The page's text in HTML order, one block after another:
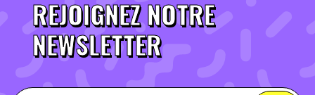
REJOIGNEZ NOTRE
NEWSLETTER